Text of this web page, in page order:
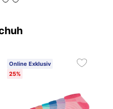
Online Exklusiv
25%